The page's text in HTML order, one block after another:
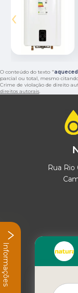
‹
O conteúdo do texto "
parcial ou total, mesmo
Crime de violação de direito
direitos autorais.
Rua Rio
Informações